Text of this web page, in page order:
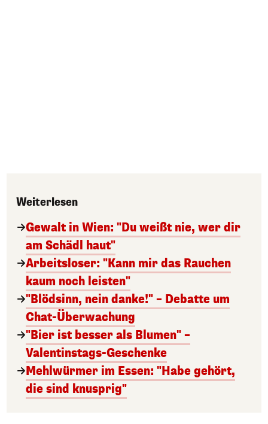
Weiterlesen
Gewalt in Wien: "Du weißt nie, wer dir
am Schädl haut"
Arbeitsloser: "Kann mir das Rauchen
kaum noch leisten"
"Blödsinn, nein danke!" – Debatte um
Chat-Überwachung
"Bier ist besser als Blumen" –
Valentinstags-Geschenke
Mehlwürmer im Essen: "Habe gehört,
die sind knusprig"